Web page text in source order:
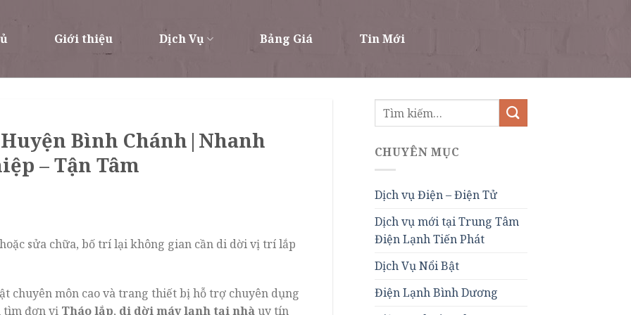
Giới thiệu Dịch Vụ Bảng Giá Tin Mới
Bình Chánh|Nhanh
– Tận Tâm
sửa chữa, bố trí lại không gian cần di dời vị trí lắp
chuyên môn cao và trang thiết bị hỗ trợ chuyên dụng
tìm đơn vị Tháo lắp, di dời máy lạnh tại nhàuy tín
CHUYÊN MỤC
Dịch vụ Điện – Điện Tử
Dịch vụ mới tại Trung Tâm
Điện Lạnh Tiến Phát
Dịch Vụ Nổi Bật
Điện Lạnh Bình Dương